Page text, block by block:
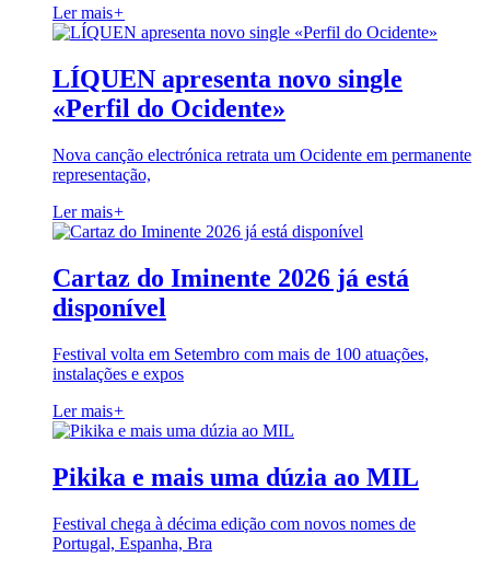
Ler mais+
LÍQUEN apresenta novo single
«Perfil do Ocidente»
Nova canção electrónica retrata um Ocidente em permanente
representação,
Ler mais+
Cartaz do Iminente 2026 já está
disponível
Festival volta em Setembro com mais de 100 atuações,
instalações e expos
Ler mais+
Pikika e mais uma dúzia ao MIL
Festival chega à décima edição com novos nomes de
Portugal, Espanha, Bra